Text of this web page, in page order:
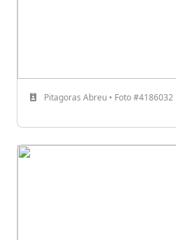
Pitagoras Abreu • Foto #4186032